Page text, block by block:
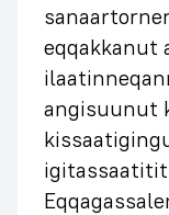
eqqakkanut
angisuunut
igitassaatitit